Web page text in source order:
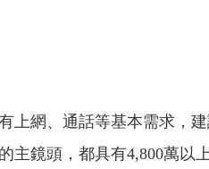
網、通話等基本需求，建
主鏡頭，都具有4,800萬以